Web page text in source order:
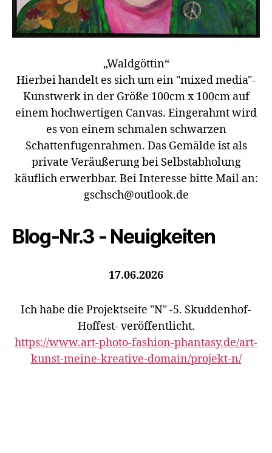
„Waldgöttin“
Hierbei handelt es sich um ein "mixed media"-
Kunstwerk in der Größe 100cm x 100cm auf
einem hochwertigen Canvas. Eingerahmt wird
es von einem schmalen schwarzen
Schattenfugenrahmen. Das Gemälde ist als
private Veräußerung bei Selbstabholung
käuflich erwerbbar. Bei Interesse bitte Mail an:
gschsch@outlook.de
Blog-Nr.3 - Neuigkeiten
17.06.2026
Ich habe die Projektseite "N" -5. Skuddenhof-
Hoffest- veröffentlicht.
https://www.art-photo-fashion-phantasy.de/art-
kunst-meine-kreative-domain/projekt-n/